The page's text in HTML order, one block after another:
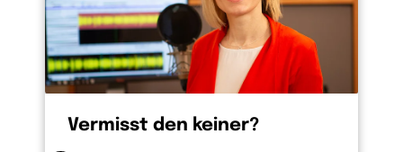
Vermisst den keiner?